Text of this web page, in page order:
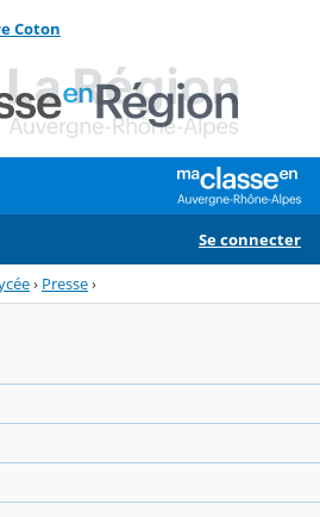
Coton
Se connecter
› Presse›